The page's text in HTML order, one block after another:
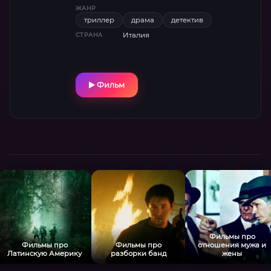
ЖАНР
триллер драма детектив
СТРАНА Италия
Фильм
Фильмы про
Латинскую Америку
Фильмы про
разборки банд
Фильмы про
отношения мужа и
жены